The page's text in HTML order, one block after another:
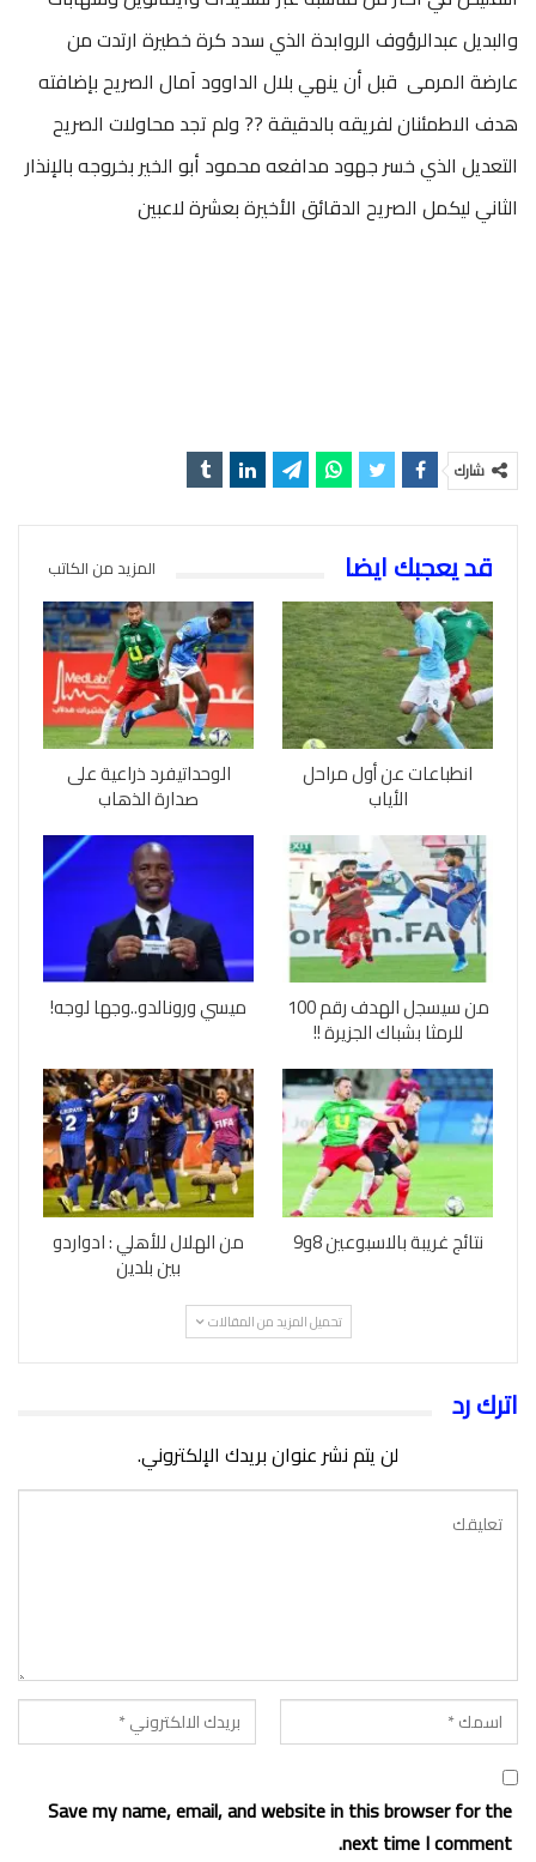
والبديل عبدالرؤوف الروابدة الذي سدد كرة خطيرة ارتدت من
عارضة المرمى قبل أن ينهي بلال الداوود آمال الصريح بإضافته
هدف الاطمئنان لفريقه بالدقيقة ?? ولم تجد محاولات الصريح
التعديل الذي خسر جهود مدافعه محمود أبو الخير بخروجه بالإنذار
الثاني ليكمل الصريح الدقائق الأخيرة بعشرة لاعبين
شارك
قد يعجبك ايضا المزيد من الكاتب
انطباعات عن أول مراحل
الأياب
الوحداتيفرد ذراعية على
صدارة الذهاب
من سيسجل الهدف رقم 100
للرمثا بشباك الجزيرة !!
ميسي ورونالدو..وجها لوجه!
نتائج غريبة بالاسبوعين 8و9 من الهلال للأهلي : ادواردو
بين بلدين
تحميل المزيد من المقالات
اترك رد
لن يتم نشر عنوان بريدك الإلكتروني.
Save my name, email, and website in this browser for the
next time I comment.